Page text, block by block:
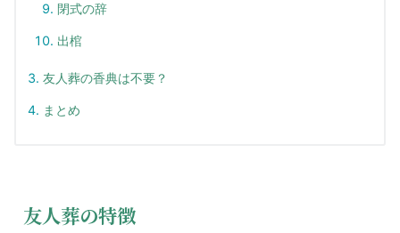
閉式の辞
出棺
友人葬の香典は不要？
まとめ
友人葬の特徴